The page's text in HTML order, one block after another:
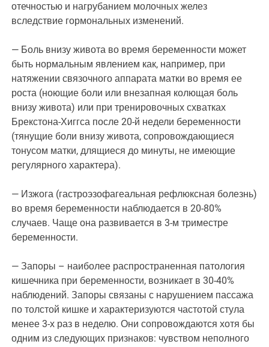
отечностью и нагрубанием молочных желез
вследствие гормональных изменений.
— Боль внизу живота во время беременности может
быть нормальным явлением как, например, при
натяжении связочного аппарата матки во время ее
роста (ноющие боли или внезапная колющая боль
внизу живота) или при тренировочных схватках
Брекстона-Хиггса после 20-й недели беременности
(тянущие боли внизу живота, сопровождающиеся
тонусом матки, длящиеся до минуты, не имеющие
регулярного характера).
— Изжога (гастроэзофагеальная рефлюксная болезнь)
во время беременности наблюдается в 20-80%
случаев. Чаще она развивается в 3-м триместре
беременности.
— Запоры – наиболее распространенная патология
кишечника при беременности, возникает в 30-40%
наблюдений. Запоры связаны с нарушением пассажа
по толстой кишке и характеризуются частотой стула
менее 3-х раз в неделю. Они сопровождаются хотя бы
одним из следующих признаков: чувством неполного